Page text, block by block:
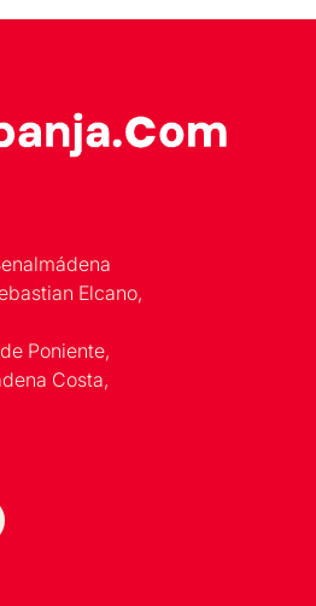
Elcano,
Poniente,
Costa,